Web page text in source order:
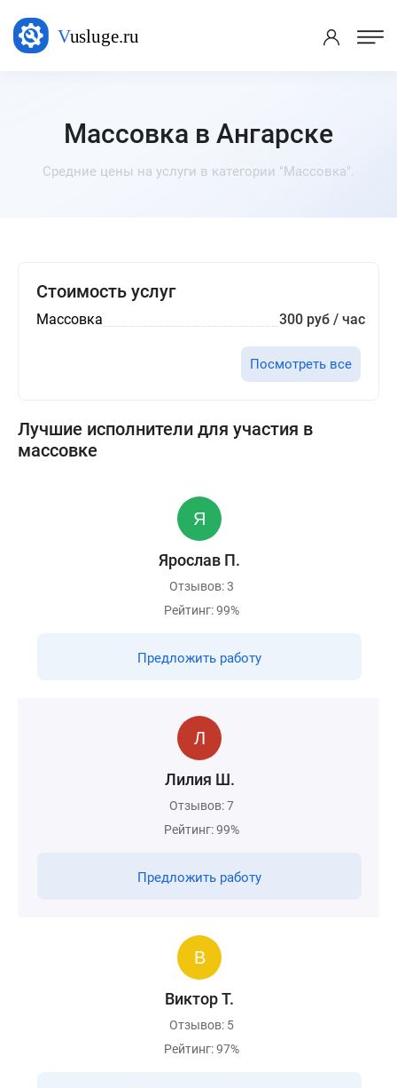
Массовка в Ангарске
Средние цены на услуги в категории "Массовка".
Стоимость услуг
Массовка 300 руб / час
Посмотреть все
Лучшие исполнители для участия в
массовке
Ярослав П.
Отзывов: 3
Рейтинг: 99%
Предложить работу
Лилия Ш.
Отзывов: 7
Рейтинг: 99%
Предложить работу
Виктор Т.
Отзывов: 5
Рейтинг: 97%